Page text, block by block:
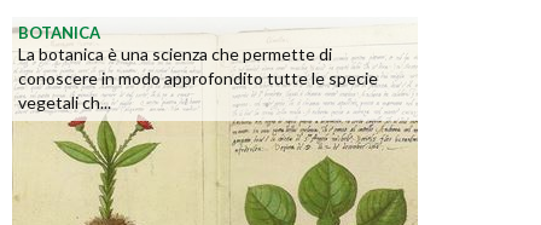
BOTANICA
La botanica è una scienza che permette di
conoscere in modo approfondito tutte le specie
vegetali ch...